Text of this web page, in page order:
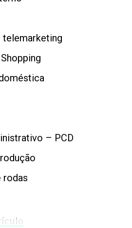
telemarketing
– PCD
rodas